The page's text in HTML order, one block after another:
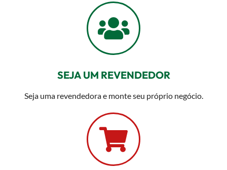
SEJA UM REVENDEDOR
Seja uma revendedora e monte seu próprio negócio.